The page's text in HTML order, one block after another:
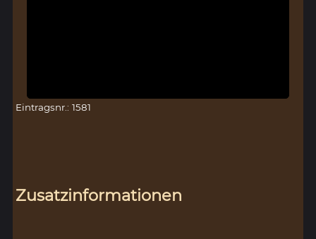
Eintragsnr.: 1581
Zusatzinformationen